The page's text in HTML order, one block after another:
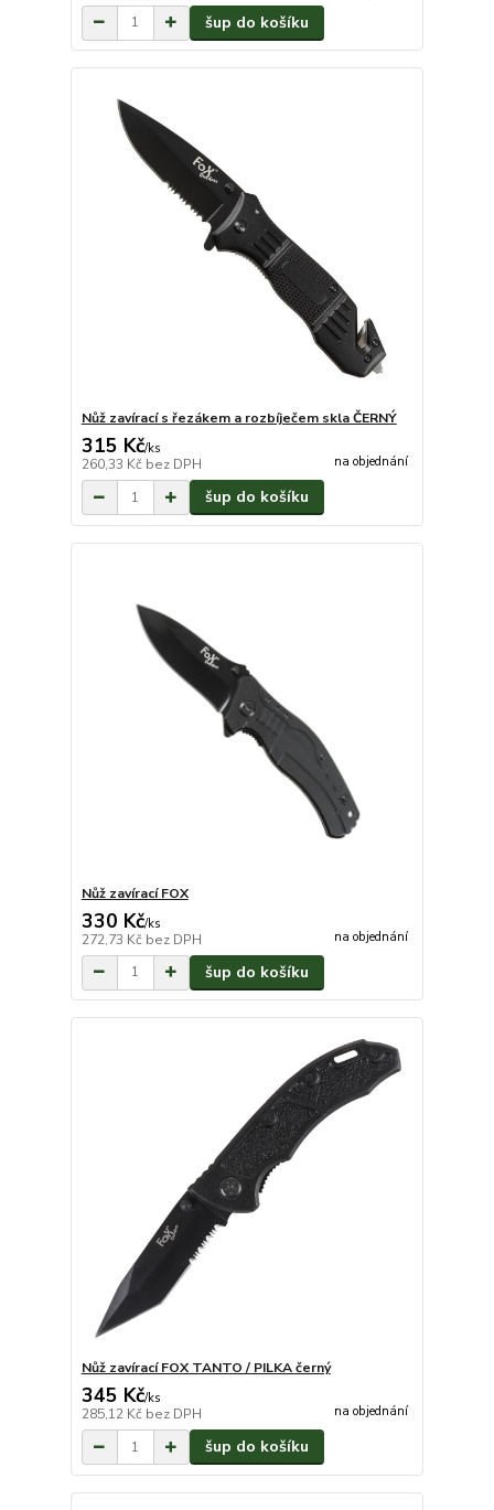
šup do košíku
Nůž zavírací s řezákem a rozbíječem skla ČERNÝ
315 Kč/ks
260,33 Kč bez DPH na objednání
šup do košíku
Nůž zavírací FOX
330 Kč/ks
272,73 Kč bez DPH na objednání
šup do košíku
Nůž zavírací FOX TANTO / PILKA černý
345 Kč/ks
285,12 Kč bez DPH na objednání
šup do košíku